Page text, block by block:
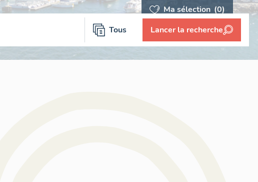
Ma sélection (0)
Tous Lancer la recherche